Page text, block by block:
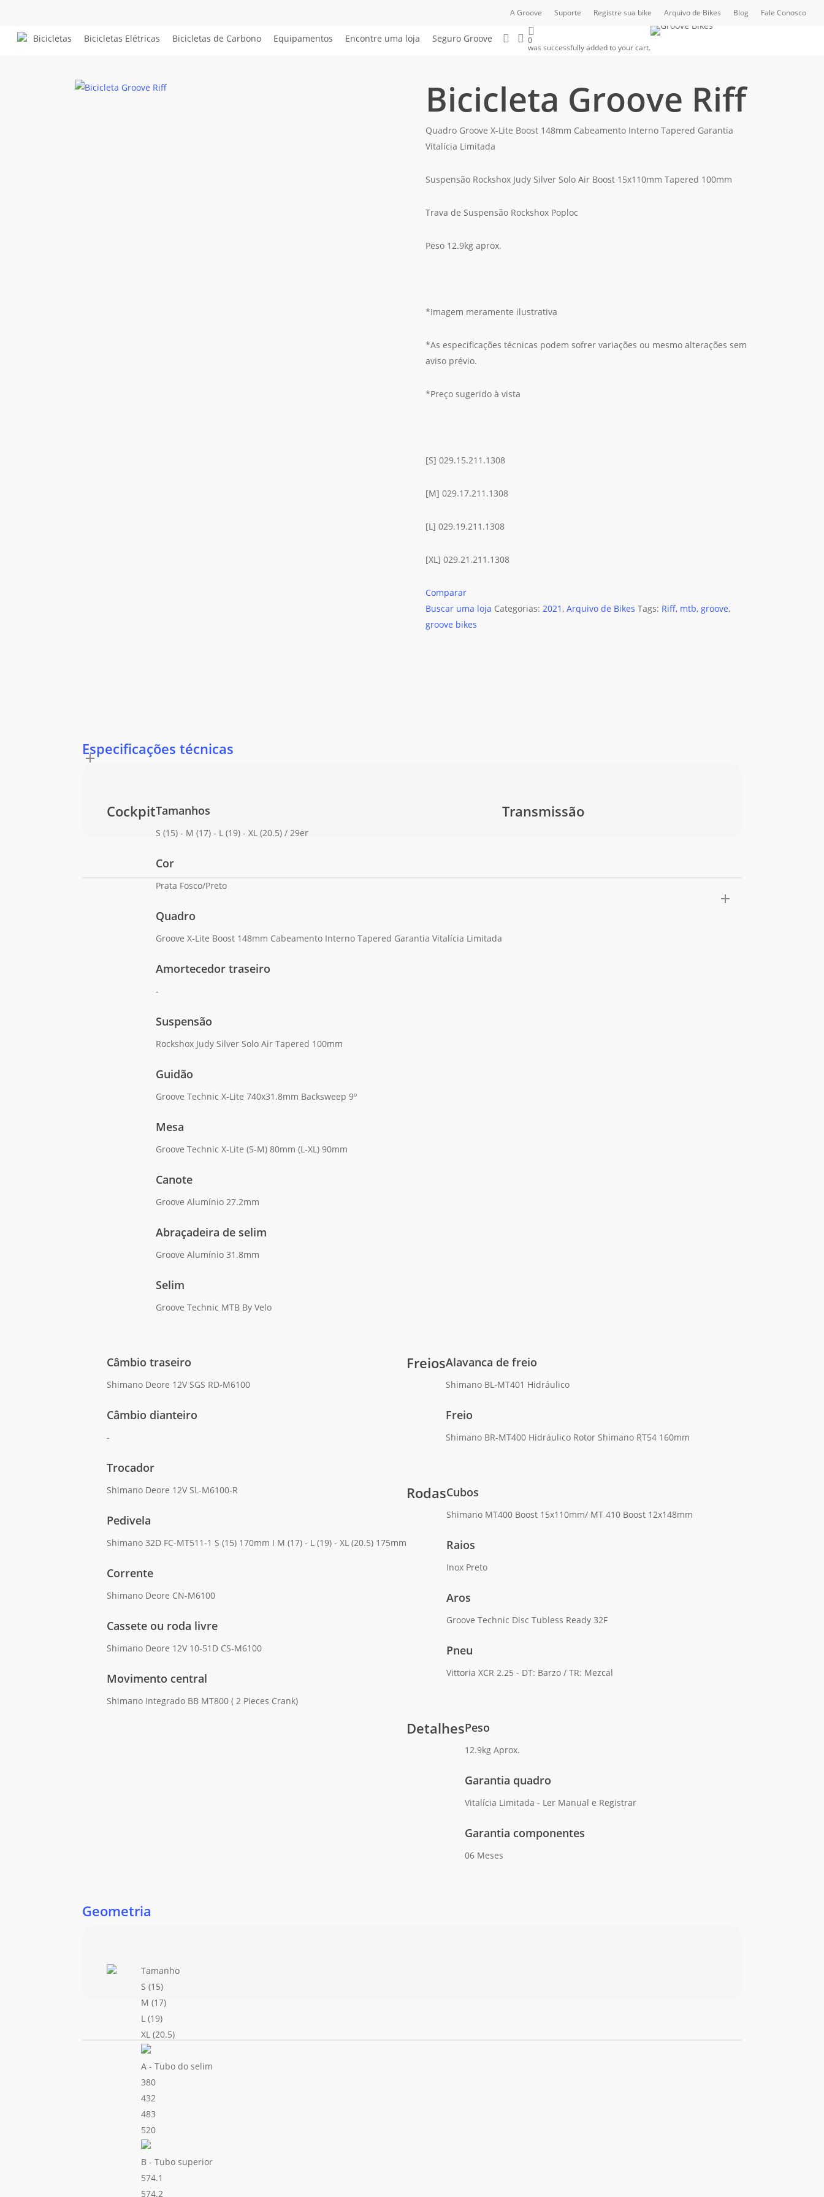
main
A Groove Suporte Registre sua bike Arquivo de Bikes Blog Fale Conosco
Bicicletas Bicicletas Elétricas Bicicletas de Carbono Equipamentos Encontre uma loja Seguro Groove Buscar..
account
0
was successfully added to your cart.
Bicicleta Groove Riff
Quadro Groove X-Lite Boost 148mm Cabeamento Interno Tapered Garantia
Vitalícia Limitada
Suspensão Rockshox Judy Silver Solo Air Boost 15x110mm Tapered 100mm
Trava de Suspensão Rockshox Poploc
Peso 12.9kg aprox.
*Imagem meramente ilustrativa
*As especificações técnicas podem sofrer variações ou mesmo alterações sem
aviso prévio.
*Preço sugerido à vista
[S] 029.15.211.1308
[M] 029.17.211.1308
[L] 029.19.211.1308
[XL] 029.21.211.1308
Comparar
Buscar uma loja Categorias: 2021, Arquivo de Bikes Tags: Riff, mtb, groove,
groove bikes
Especificações técnicas
CockpitTamanhos
S (15) - M (17) - L (19) - XL (20.5) / 29er
Cor
Prata Fosco/Preto
Quadro
Groove X-Lite Boost 148mm Cabeamento Interno Tapered Garantia Vitalícia Limitada
Amortecedor traseiro
-
Suspensão
Rockshox Judy Silver Solo Air Tapered 100mm
Guidão
Groove Technic X-Lite 740x31.8mm Backsweep 9º
Mesa
Groove Technic X-Lite (S-M) 80mm (L-XL) 90mm
Canote
Groove Alumínio 27.2mm
Abraçadeira de selim
Groove Alumínio 31.8mm
Selim
Groove Technic MTB By Velo
Transmissão
Câmbio traseiro
Shimano Deore 12V SGS RD-M6100
Câmbio dianteiro
-
Trocador
Shimano Deore 12V SL-M6100-R
Pedivela
Shimano 32D FC-MT511-1 S (15) 170mm I M (17) - L (19) - XL (20.5) 175mm
Corrente
Shimano Deore CN-M6100
Cassete ou roda livre
Shimano Deore 12V 10-51D CS-M6100
Movimento central
Shimano Integrado BB MT800 ( 2 Pieces Crank)
FreiosAlavanca de freio
Shimano BL-MT401 Hidráulico
Freio
Shimano BR-MT400 Hidráulico Rotor Shimano RT54 160mm
RodasCubos
Shimano MT400 Boost 15x110mm/ MT 410 Boost 12x148mm
Raios
Inox Preto
Aros
Groove Technic Disc Tubless Ready 32F
Pneu
Vittoria XCR 2.25 - DT: Barzo / TR: Mezcal
DetalhesPeso
12.9kg Aprox.
Garantia quadro
Vitalícia Limitada - Ler Manual e Registrar
Garantia componentes
06 Meses
Geometria
Tamanho
S (15)
M (17)
L (19)
XL (20.5)
A - Tubo do selim
380
432
483
520
B - Tubo superior
574.1
574.2